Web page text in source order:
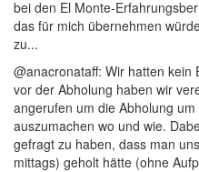
bei den El Monte-
das für mich übernehmen
zu...
@anacronataff: Wir hatten kein
vor der Abholung haben wir
angerufen um die Abholung
auszumachen wo und wie.
gefragt zu haben, dass man
mittags) geholt hätte (ohne